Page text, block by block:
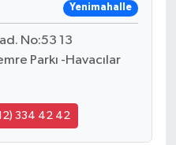
Yenimahalle
No:53 13
Parkı -Havacılar
334 42 42